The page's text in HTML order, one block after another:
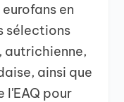
en
sélections
autrichienne,
ainsi que
l'EAQ pour